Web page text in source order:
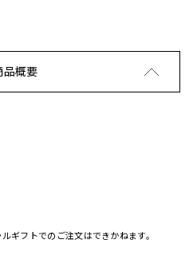
品概要
ギフトでのご注文はできかねます。